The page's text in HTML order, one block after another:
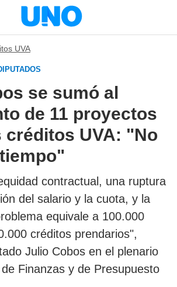
UVA
se sumó al
de 11 proyectos
créditos UVA: "No
contractual, una ruptura
del salario y la cuota, y la
equivale a 100.000
créditos prendarios",
Julio Cobos en el plenario
Finanzas y de Presupuesto